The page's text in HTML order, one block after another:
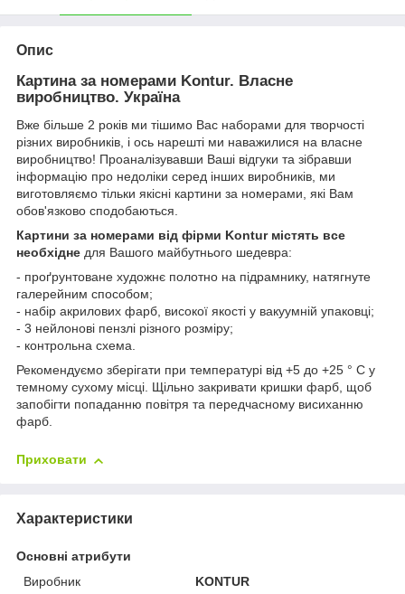
Опис
Картина за номерами Kontur. Власне
виробництво. Україна
Вже більше 2 років ми тішимо Вас наборами для творчості
різних виробників, і ось нарешті ми наважилися на власне
виробництво! Проаналізувавши Ваші відгуки та зібравши
інформацію про недоліки серед інших виробників, ми
виготовляємо тільки якісні картини за номерами, які Вам
обов'язково сподобаються.
Картини за номерами від фірми Kontur містять все
необхідне для Вашого майбутнього шедевра:
- проґрунтоване художнє полотно на підрамнику, натягнуте
галерейним способом;
- набір акрилових фарб, високої якості у вакуумній упаковці;
- 3 нейлонові пензлі різного розміру;
- контрольна схема.
Рекомендуємо зберігати при температурі від +5 до +25 ° C у
темному сухому місці. Щільно закривати кришки фарб, щоб
запобігти попаданню повітря та передчасному висиханню
фарб.
Приховати
Характеристики
Основні атрибути
Виробник
KONTUR